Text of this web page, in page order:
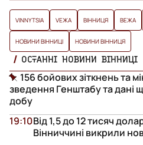
VINNYTSIA VЕЖА ВІННИЦЯ ВЕЖА
НОВИНИ ВІННИЦІ НОВИНИ ВІННИЦЯ
ОСТАННІ НОВИНИ ВІННИЦІ
156 бойових зіткнень та
зведення Генштабу та дані
добу
Від 1,5 до 12 тисяч
Вінниччині викрили
19:10